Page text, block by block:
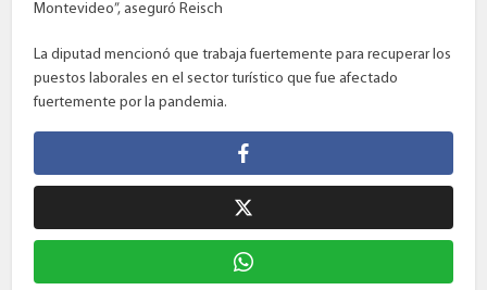
Montevideo”, aseguró Reisch
La diputad mencionó que trabaja fuertemente para recuperar los
puestos laborales en el sector turístico que fue afectado
fuertemente por la pandemia.